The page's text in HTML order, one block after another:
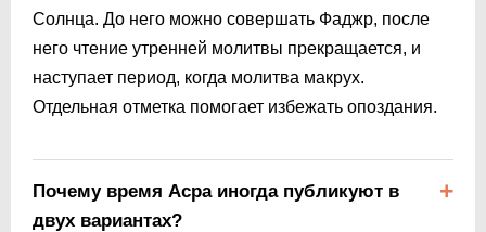
Солнца. До него можно совершать Фаджр, после
него чтение утренней молитвы прекращается, и
наступает период, когда молитва макрух.
Отдельная отметка помогает избежать опоздания.
Почему время Асра иногда публикуют в
двух вариантах?